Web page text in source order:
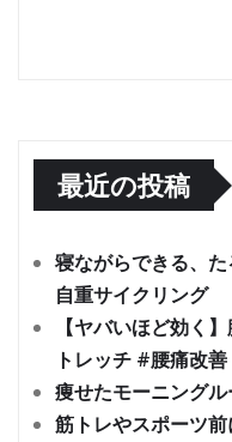
最近の投稿
寝ながらできる、
自重サイクリング
【ヤバいほど効く
トレッチ #腰痛改
痩せたモーニング
筋トレやスポーツ